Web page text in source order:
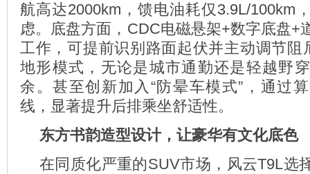
航高达2000km，馈电油耗仅3.9L/100km
虑。底盘方面，CDC电磁悬架+数字底盘+
工作，可提前识别路面起伏并主动调节阻
地形模式，无论是城市通勤还是轻越野
余。甚至创新加入“防晕车模式”，通过
线，显著提升后排乘坐舒适性。
东方书韵造型设计，让豪华有文化底色
在同质化严重的SUV市场，风云T9L选